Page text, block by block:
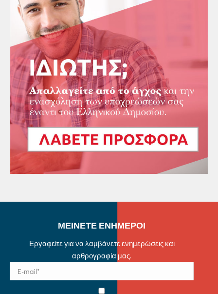
ΜΕΙΝΕΤΕ ΕΝΗΜΕΡΟΙ
Εργαφείτε για να λαμβάνετε ενημερώσεις και
αρθρογραφία μας.